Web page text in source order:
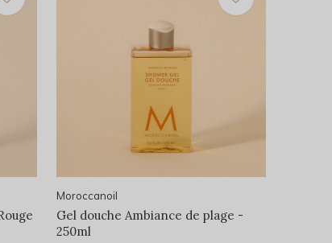
Moroccanoil
Gel douche Ambiance de plage -
250ml